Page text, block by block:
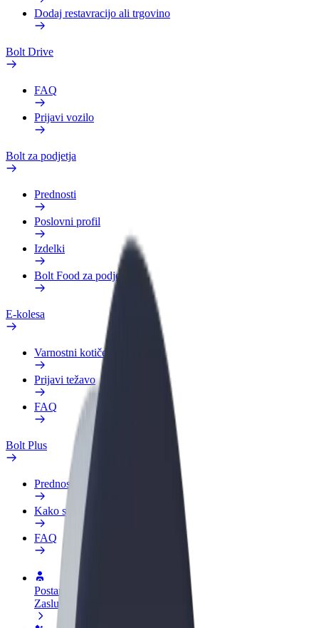
Dodaj restavracijo ali trgovino
Bolt Drive
FAQ
Prijavi vozilo
Bolt za podjetja
Prednosti
Poslovni profil
Izdelki
Bolt Food za podjetja
E-kolesa
Varnostni kotiček
Prijavi težavo
FAQ
Bolt Plus
Prednosti
Kako se pridružiti
FAQ
Postani voznik
Zasluži denar pod svojimi pogoji